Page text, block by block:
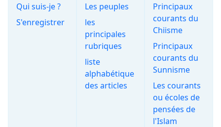
Qui suis-je ?
S'enregistrer
Les peuples
les
principales
rubriques
liste
alphabétique
des articles
Principaux
courants du
Chiisme
Principaux
courants du
Sunnisme
Les courants
ou écoles de
pensées de
l'Islam